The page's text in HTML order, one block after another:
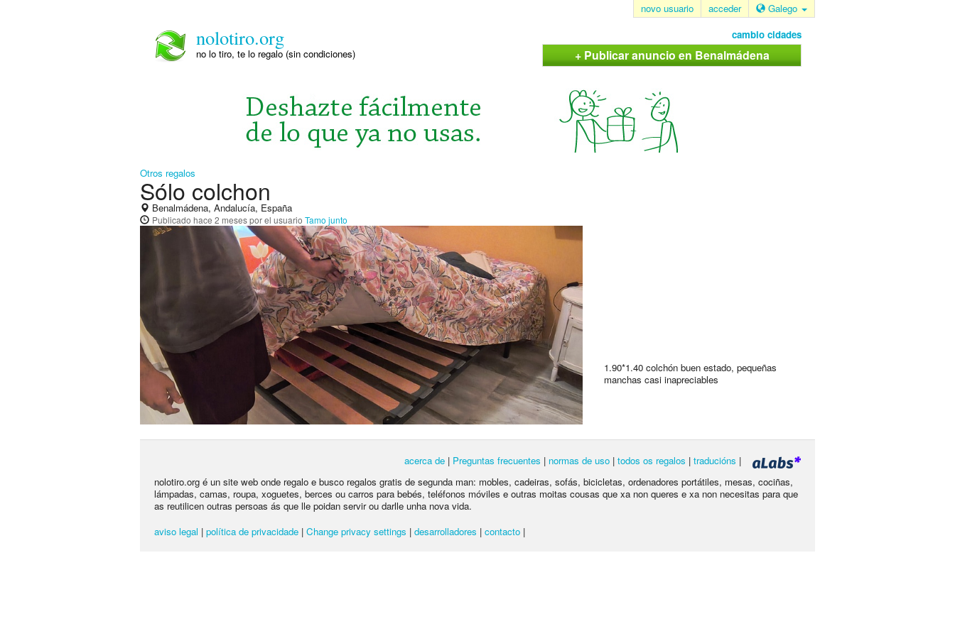
novo usuario acceder Galego
nolotiro.org
no lo tiro, te lo regalo (sin condiciones)
cambio cidades
+ Publicar anuncio en Benalmádena
Otros regalos
Sólo colchon
Benalmádena, Andalucía, España
Publicado hace 2 mesespor el usuario Tamo junto
1.90*1.40 colchón buen estado, pequeñas
manchas casi inapreciables
acerca de | Preguntas frecuentes | normas de uso | todos os regalos | traducións |
nolotiro.org é un site web onde regalo e busco regalos gratis de segunda man: mobles, cadeiras, sofás, bicicletas, ordenadores portátiles, mesas, cociñas,
lámpadas, camas, roupa, xoguetes, berces ou carros para bebés, teléfonos móviles e outras moitas cousas que xa non queres e xa non necesitas para que
as reutilicen outras persoas ás que lle poidan servir ou darlle unha nova vida.
aviso legal | política de privacidade | Change privacy settings | desarrolladores | contacto |